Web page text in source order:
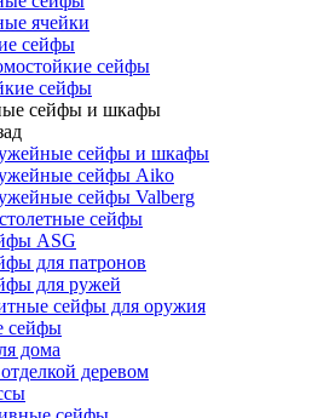
ячейки
сейфы
сейфы
сейфы
сейфы и шкафы
сейфы и шкафы
сейфы Aiko
сейфы Valberg
сейфы
ASG
для патронов
для ружей
сейфы для оружия
сейфы
дома
деревом